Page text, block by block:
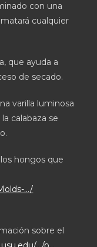
con una
cualquier
que ayuda a
de secado.
varilla luminosa
calabaza se
hongos que
…/
sobre el